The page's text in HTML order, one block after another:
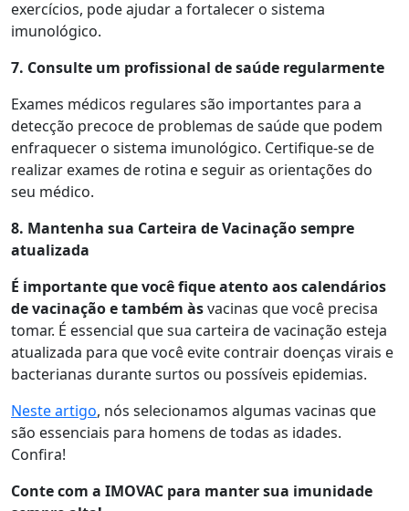
exercícios, pode ajudar a fortalecer o sistema
imunológico.
7. Consulte um profissional desaúde regularmente
Exames médicos regulares são importantes para a
detecção precoce de problemas de saúde que podem
enfraquecer o sistema imunológico. Certifique-se de
realizar exames de rotina e seguir as orientações do
seu médico.
8. Mantenha sua Carteira de Vacinaçãosempre
atualizada
É importante que você fique atento aos calendários
de vacinação e também àsvacinas que você precisa
tomar. É essencial que sua carteira de vacinação esteja
atualizada para que você evite contrair doenças virais e
bacterianas durante surtos ou possíveis epidemias.
Neste artigo, nós selecionamos algumas vacinas que
são essenciais para homens de todas as idades.
Confira!
Conte com a IMOVAC para manter sua imunidade